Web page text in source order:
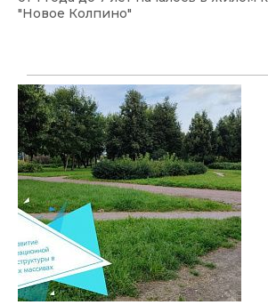
"Новое Колпино"